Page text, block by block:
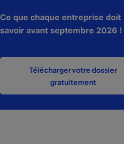
Ce que chaque entreprise doit
savoir avant septembre 2026 !
Télécharger votre dossier
gratuitement